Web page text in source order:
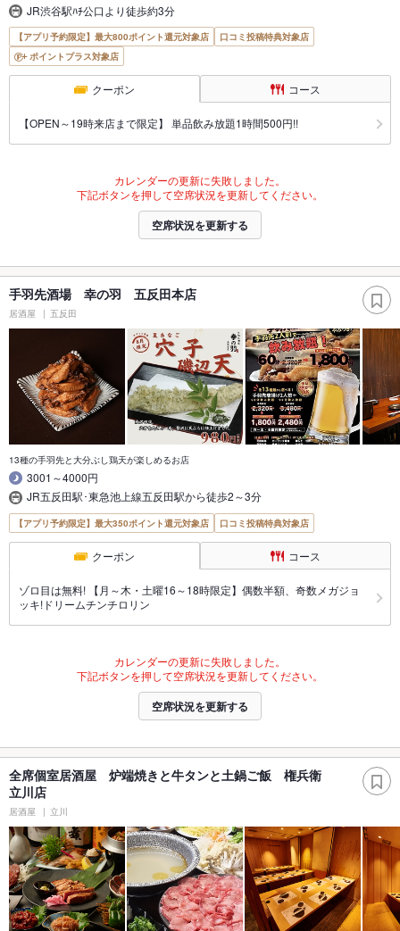
JR渋谷駅ﾊﾁ公口より徒歩約3分
【アプリ予約限定】最大800ポイント還元対象店
口コミ投稿特典対象店
ポイントプラス対象店
クーポン コース
【OPEN～19時来店まで限定】 単品飲み放題1時間500円!!
カレンダーの更新に失敗しました。
下記ボタンを押して空席状況を更新してください。
空席状況を更新する
手羽先酒場 幸の羽 五反田本店
居酒屋 五反田
13種の手羽先と大分ぶし鶏天が楽しめるお店
3001～4000円
JR五反田駅･東急池上線五反田駅から徒歩2～3分
【アプリ予約限定】最大350ポイント還元対象店 口コミ投稿特典対象店
クーポン コース
ゾロ目は無料! 【月～木・土曜16～18時限定】偶数半額、奇数メガジョ
ッキ!ドリームチンチロリン
カレンダーの更新に失敗しました。
下記ボタンを押して空席状況を更新してください。
空席状況を更新する
全席個室居酒屋 炉端焼きと牛タンと土鍋ご飯 権兵衛
立川店
居酒屋 立川